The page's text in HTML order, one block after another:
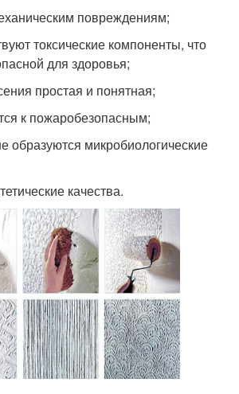
повреждениям;
токсические компоненты, что
для здоровья;
простая и понятная;
к пожаробезопасным;
образуются микробиологические
качества.